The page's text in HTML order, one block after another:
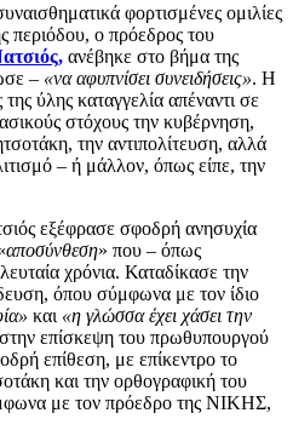
φορτισμένες ομιλίες
περιόδου, ο πρόεδρος του
ανέβηκε στο βήμα της
– «να αφυπνίσει συνειδήσεις». Η
ύλης καταγγελία απέναντι σε
στόχους την κυβέρνηση,
την αντιπολίτευση, αλλά
– ή μάλλον, όπως είπε, την
εξέφρασε σφοδρή ανησυχία
αποσύνθεση» που – όπως
χρόνια. Καταδίκασε την
όπου σύμφωνα με τον ίδιο
και «η γλώσσα έχει χάσει την
επίσκεψη του πρωθυπουργού
επίθεση, με επίκεντρο το
και την ορθογραφική του
με τον πρόεδρο της ΝΙΚΗΣ,